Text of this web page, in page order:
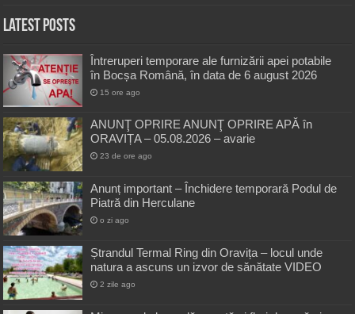
Latest Posts
Întreruperi temporare ale furnizării apei potabile
în Bocșa Română, în data de 6 august 2026
15 ore ago
ANUNŢ OPRIRE ANUNŢ OPRIRE APĂ în
ORAVIȚA – 05.08.2026 – avarie
23 de ore ago
Anunț important – Închidere temporară Podul de
Piatră din Herculane
o zi ago
Ștrandul Termal Ring din Oravița – locul unde
natura a ascuns un izvor de sănătate VIDEO
2 zile ago